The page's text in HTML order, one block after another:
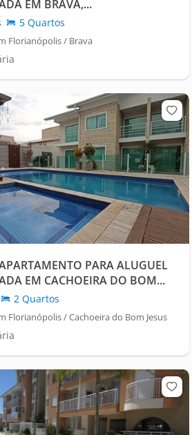
EM BRAVA,...
5 Quartos
Florianópolis / Brava
PARA ALUGUEL
EM CACHOEIRA DO BOM...
2 Quartos
Florianópolis / Cachoeira do Bom Jesus